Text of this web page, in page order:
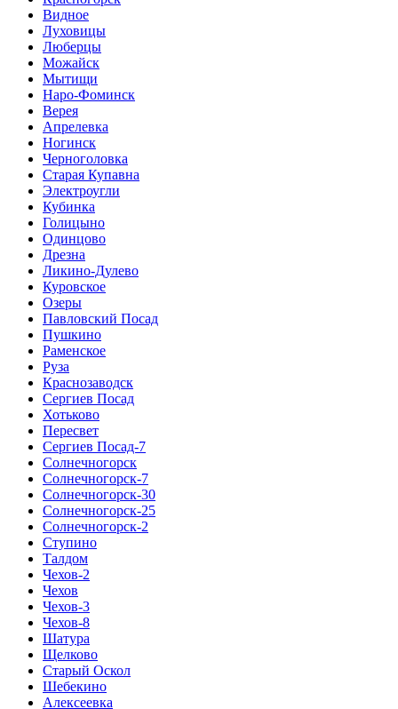
Видное
Луховицы
Люберцы
Можайск
Мытищи
Наро-Фоминск
Верея
Апрелевка
Ногинск
Черноголовка
Старая Купавна
Электроугли
Кубинка
Голицыно
Одинцово
Дрезна
Ликино-Дулево
Куровское
Озеры
Павловский Посад
Пушкино
Раменское
Руза
Краснозаводск
Сергиев Посад
Хотьково
Пересвет
Сергиев Посад-7
Солнечногорск
Солнечногорск-7
Солнечногорск-30
Солнечногорск-25
Солнечногорск-2
Ступино
Талдом
Чехов-2
Чехов
Чехов-3
Чехов-8
Шатура
Щелково
Старый Оскол
Шебекино
Алексеевка